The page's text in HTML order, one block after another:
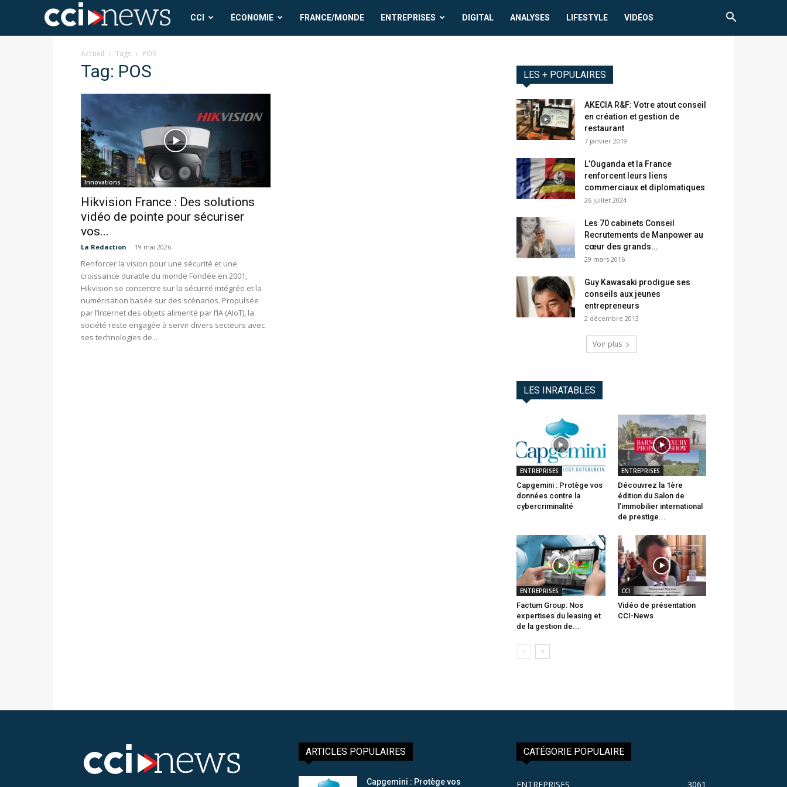
CCICCI ÉCONOMIE FRANCE/MONDE ENTREPRISES DIGITAL ANALYSES LIFESTYLE VIDÉOS
Accueil Tags POS
Tag: POS
Innovations
Hikvision France : Des solutions
vidéo de pointe pour sécuriser
vos...
La Redaction - 19 mai 2026
Renforcer la vision pour une sécurité et une
croissance durable du monde Fondée en 2001,
Hikvision se concentre sur la sécurité intégrée et la
numérisation basée sur des scénarios. Propulsée
par l’Internet des objets alimenté par l’IA (AIoT), la
société reste engagée à servir divers secteurs avec
ses technologies de...
LES + POPULAIRES
AKECIA R&F: Votre atout conseil
en création et gestion de
restaurant
7 janvier 2019
L’Ouganda et la France
renforcent leurs liens
commerciaux et diplomatiques
26 juillet 2024
Les 70 cabinets Conseil
Recrutements de Manpower au
cœur des grands...
29 mars 2016
Guy Kawasaki prodigue ses
conseils aux jeunes
entrepreneurs
2 décembre 2013
Voir plus
LES INRATABLES
ENTREPRISES
Capgemini : Protège vos
données contre la
cybercriminalité
ENTREPRISES
Découvrez la 1ère
édition du Salon de
l’immobilier international
de prestige...
ENTREPRISES
Factum Group: Nos
expertises du leasing et
de la gestion de...
CCI
Vidéo de présentation
CCI-News
ARTICLES POPULAIRES
Capgemini : Protège vos
CATÉGORIE POPULAIRE
ENTREPRISES 3061